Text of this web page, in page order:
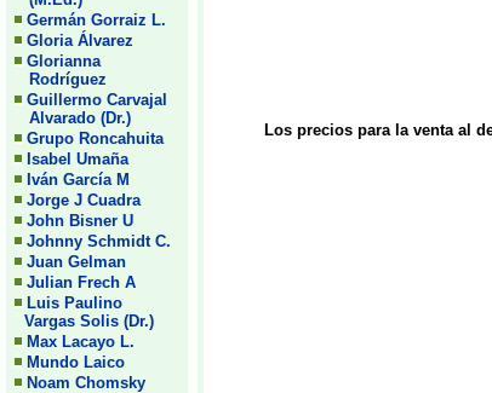
Germán Gorraiz L.
Gloria Álvarez
Glorianna
Rodríguez
Guillermo Carvajal
Alvarado (Dr.)
Grupo Roncahuita
Isabel Umaña
Iván García M
Jorge J Cuadra
John Bisner U
Johnny Schmidt C.
Juan Gelman
Julian Frech A
Luis Paulino
Vargas Solis (Dr.)
Max Lacayo L.
Mundo Laico
Noam Chomsky
Los precios para la venta al